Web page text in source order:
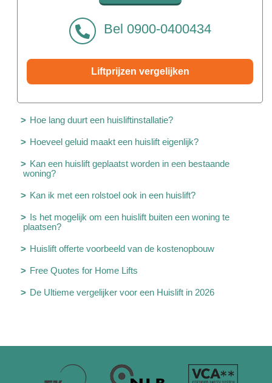
Bel 0900-0400434
Liftprijzen vergelijken
Hoe lang duurt een huisliftinstallatie?
Hoeveel geluid maakt een huislift eigenlijk?
Kan een huislift geplaatst worden in een bestaande
woning?
Kan ik met een rolstoel ook in een huislift?
Is het mogelijk om een huislift buiten een woning te
plaatsen?
Huislift offerte voorbeeld van de kostenopbouw
Free Quotes for Home Lifts
De Ultieme vergelijker voor een Huislift in 2026